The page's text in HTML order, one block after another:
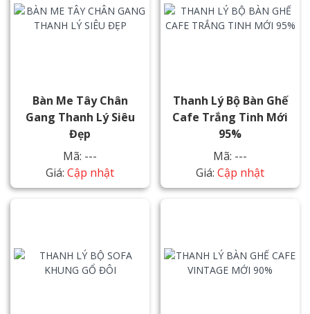
Bàn Me Tây Chân
Gang Thanh Lý Siêu
Đẹp
Mã: ---
Giá: Cập nhật
Thanh Lý Bộ Bàn Ghế
Cafe Trắng Tinh Mới
95%
Mã: ---
Giá: Cập nhật